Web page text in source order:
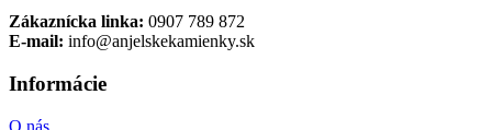
Zákaznícka linka: 0907 789 872
E-mail: info@anjelskekamienky.sk
Informácie
O nás